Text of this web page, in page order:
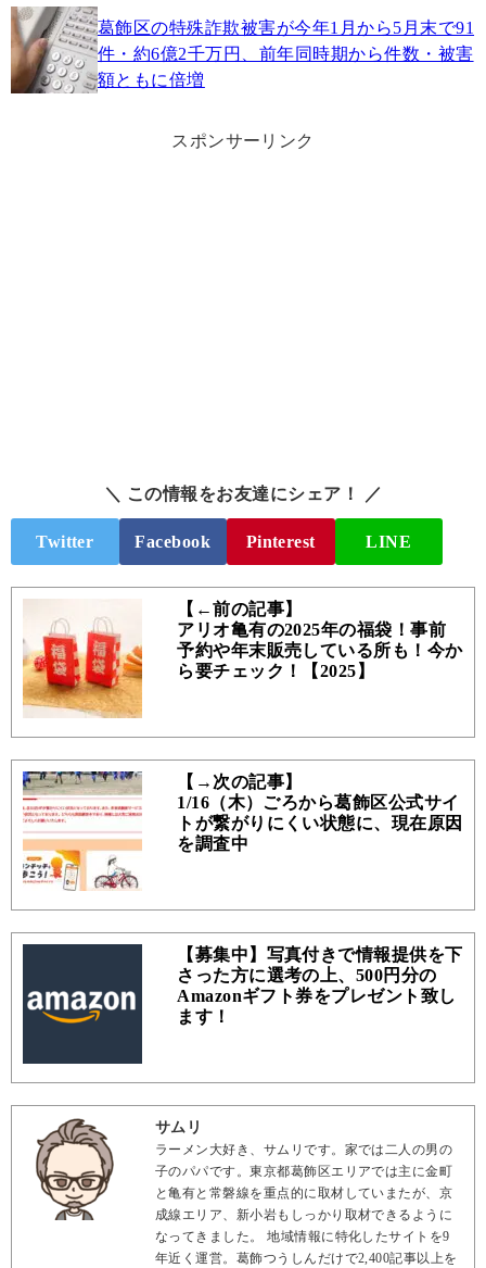
葛飾区の特殊詐欺被害が今年1月から5月末で91
件・約6億2千万円、前年同時期から件数・被害
額ともに倍増
スポンサーリンク
＼ この情報をお友達にシェア！ ／
Twitter Facebook Pinterest LINE
【←前の記事】
アリオ亀有の2025年の福袋！事前
予約や年末販売している所も！今か
ら要チェック！【2025】
【→次の記事】
1/16（木）ごろから葛飾区公式サイ
トが繋がりにくい状態に、現在原因
を調査中
【募集中】写真付きで情報提供を下
さった方に選考の上、500円分の
Amazonギフト券をプレゼント致し
ます！
サムリ
ラーメン大好き、サムリです。家では二人の男の
子のパパです。東京都葛飾区エリアでは主に金町
と亀有と常磐線を重点的に取材していまたが、京
成線エリア、新小岩もしっかり取材できるように
なってきました。 地域情報に特化したサイトを9
年近く運営。葛飾つうしんだけで2,400記事以上を